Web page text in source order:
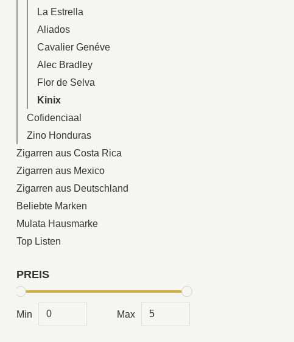
La Estrella
Aliados
Cavalier Genéve
Alec Bradley
Flor de Selva
Kinix
Cofidenciaal
Zino Honduras
Zigarren aus Costa Rica
Zigarren aus Mexico
Zigarren aus Deutschland
Beliebte Marken
Mulata Hausmarke
Top Listen
PREIS
Min Max